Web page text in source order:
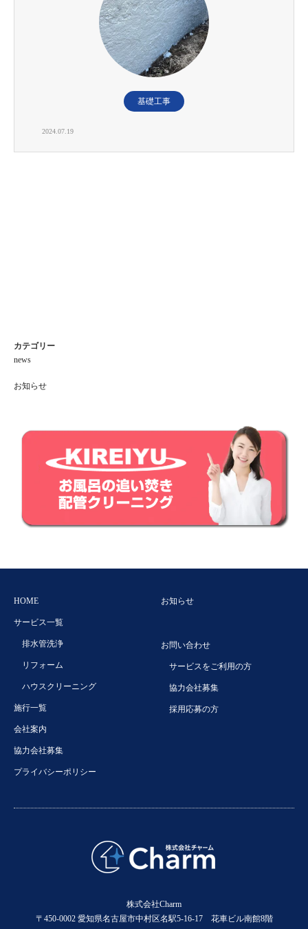
基礎工事
2024.07.19
カテゴリー
news
お知らせ
HOME
サービス一覧
排水管洗浄
リフォーム
ハウスクリーニング
施行一覧
会社案内
協力会社募集
プライバシーポリシー
お知らせ
お問い合わせ
サービスをご利用の方
協力会社募集
採用応募の方
株式会社Charm
〒450-0002 愛知県名古屋市中村区名駅5-16-17 花車ビル南館8階